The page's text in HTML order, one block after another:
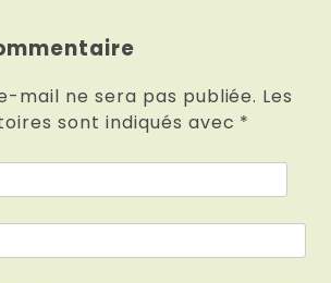
mail ne sera pas publiée. Les
sont indiqués avec *